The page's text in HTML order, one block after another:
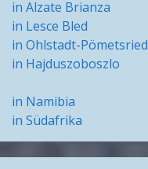
in Alzate Brianza
in Lesce Bled
in Ohlstadt-Pömetsried
in Hajduszoboszlo
in Namibia
in Südafrika